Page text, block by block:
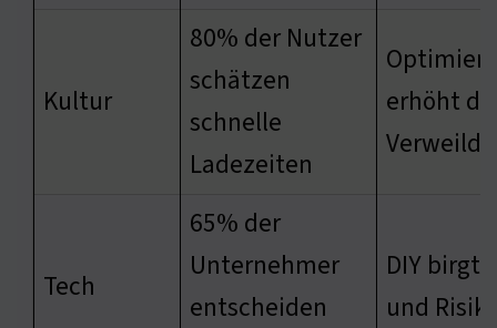
Kultur
80% der Nutzer
schätzen
schnelle
Ladezeiten
erhöht
Tech
65% der
Unternehmer
entscheiden
DIY birgt
und